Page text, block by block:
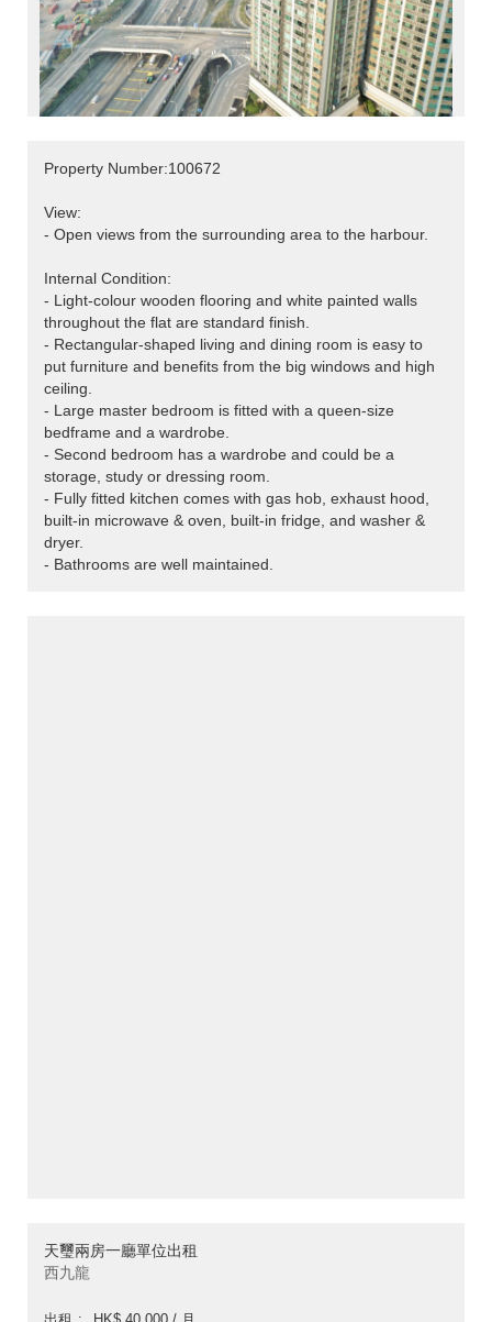
Property Number:100672
View:
- Open views from the surrounding area to the harbour.
Internal Condition:
- Light-colour wooden flooring and white painted walls
throughout the flat are standard finish.
- Rectangular-shaped living and dining room is easy to
put furniture and benefits from the big windows and high
ceiling.
- Large master bedroom is fitted with a queen-size
bedframe and a wardrobe.
- Second bedroom has a wardrobe and could be a
storage, study or dressing room.
- Fully fitted kitchen comes with gas hob, exhaust hood,
built-in microwave & oven, built-in fridge, and washer &
dryer.
- Bathrooms are well maintained.
天璽兩房一廳單位出租
西九龍